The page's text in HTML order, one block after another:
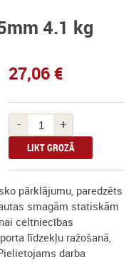
4.1 kg
27,06 €
- +
pārklājumu, paredzēts
smagām statiskām
celtniecības
līdzekļu ražošanā,
darba